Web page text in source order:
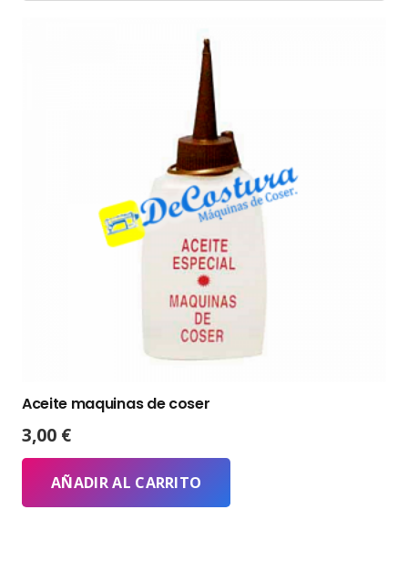
Aceite maquinas de coser
3,00 €
AÑADIR AL CARRITO